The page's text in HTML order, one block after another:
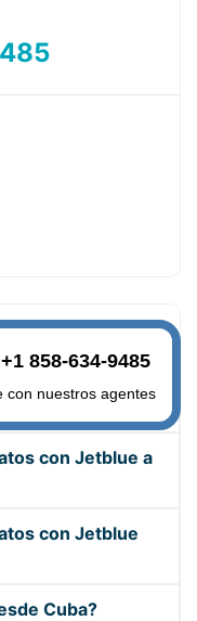
Airways a
con Jetblue a
con Jetblue
Cuba?
+1 858-634-9485
con nuestros agentes